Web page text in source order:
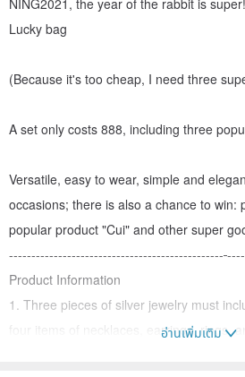
Lucky bag
(Because it's too cheap, I need three
A set only costs 888, including three
Versatile, easy to wear, simple and
occasions; there is also a chance to win:
popular product "Cui" and other super
------------------------------------------------
Product Information
1. Three pieces of silver jewelry must
four items of necklaces, earrings, rings,
อ่านเพิ่มเติม